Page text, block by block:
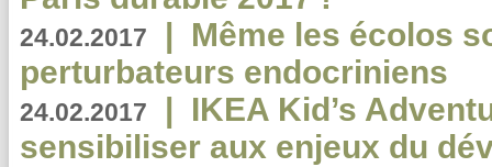
24.02.2017 | Même les écolos
perturbateurs endocriniens
24.02.2017 | IKEA Kid’s
sensibiliser aux enjeux du